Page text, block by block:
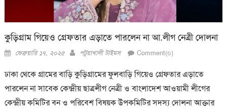
কুড়িগ্রাম গিয়েও গ্রেফতার এড়াতে পারলেন না আ.লীগ নেত্রী দোলনা
Posted
ফেব্রুয়ারি ১৭, ২০২৫ Author
পটুয়াখালী টাইমস Comment(০)
ঢাকা থেকে গ্রামের বাড়ি কুড়িগ্রামের ফুলবাড়ি গিয়েও গ্রেফতার এড়াতে
পারলেন না সাবেক কেন্দ্রীয় ছাত্রলীগ নেত্রী ও বাংলাদেশ আওয়ামী লীগের
কেন্দ্রীয় কমিটির বন ও পরিবেশ বিষয়ক উপকমিটির সদস্য দোলনা আক্তার